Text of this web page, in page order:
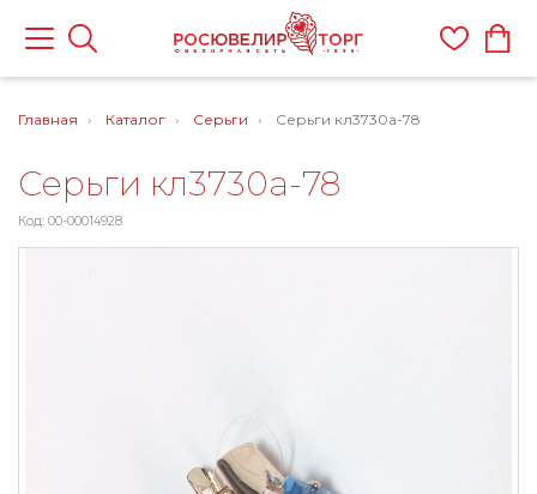
Главная Каталог Серьги Серьги кл3730а-78
Серьги кл3730а-78
Код: 00-00014928